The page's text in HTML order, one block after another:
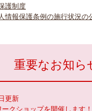
護制度
情報保護条例の施行状況の
重要なお知ら
更新
ークショップを開催します